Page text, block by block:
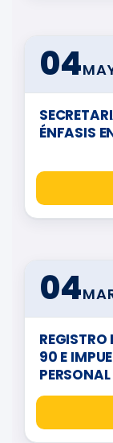
04
ÉNFASIS
04
90 E